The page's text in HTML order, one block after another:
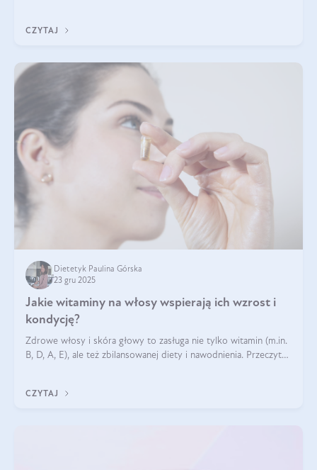
CZYTAJ
Dietetyk Paulina Górska
23 gru 2025
Jakie witaminy na włosy wspierają ich wzrost i
kondycję?
Zdrowe włosy i skóra głowy to zasługa nie tylko witamin (m.in.
B, D, A, E), ale też zbilansowanej diety i nawodnienia. Przeczytaj
CZYTAJ